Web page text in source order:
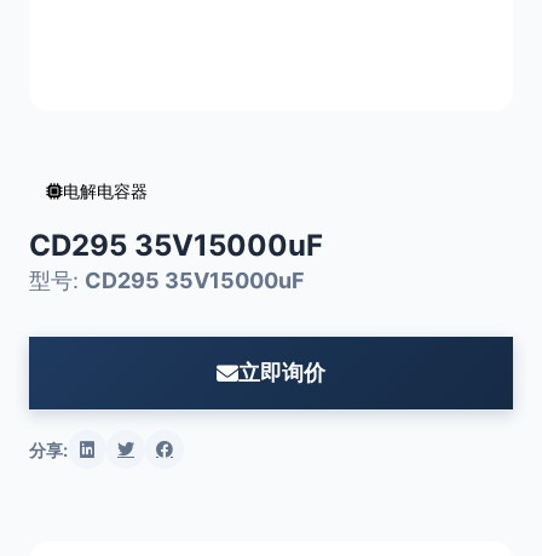
电解电容器
CD295 35V15000uF
型号: CD295 35V15000uF
立即询价
分享: